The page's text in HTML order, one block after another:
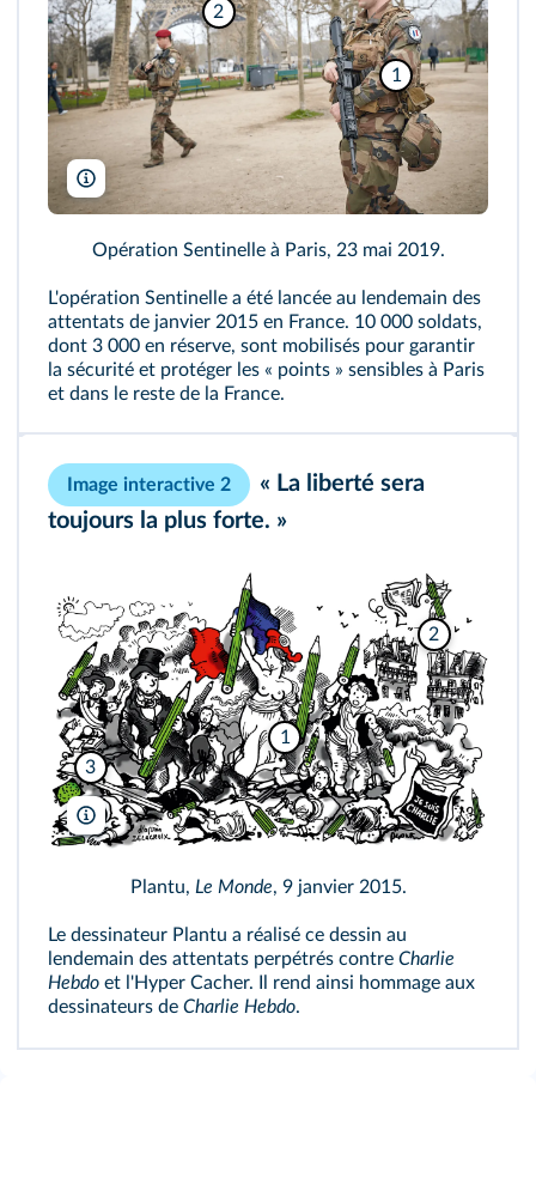
1
2
Kiran Ridley/Getty
Opération Sentinelle à Paris, 23 mai 2019.
L'opération Sentinelle a été lancée au lendemain des
attentats de janvier 2015 en France. 10 000 soldats,
dont 3 000 en réserve, sont mobilisés pour garantir
la sécurité et protéger les « points » sensibles à Paris
et dans le reste de la France.
Image interactive 2
« La liberté sera
toujours la plus forte. »
1
2
3
Plantu/Le Monde
Plantu, Le Monde, 9 janvier 2015.
Le dessinateur Plantu a réalisé ce dessin au
lendemain des attentats perpétrés contre Charlie
Hebdo et l'Hyper Cacher. Il rend ainsi hommage aux
dessinateurs de Charlie Hebdo.